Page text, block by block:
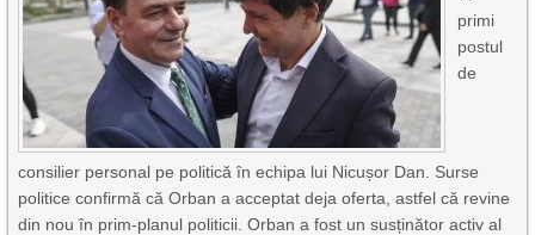
primi
postul
de
consilier personal pe politică în echipa lui Nicușor Dan. Surse
politice confirmă că Orban a acceptat deja oferta, astfel că revine
din nou în prim-planul politicii. Orban a fost un susținător activ al